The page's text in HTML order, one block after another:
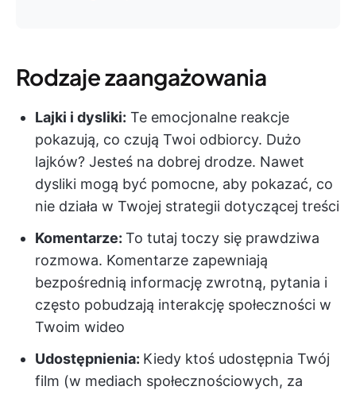
Rodzaje zaangażowania
Lajki i dysliki: Te emocjonalne reakcje
pokazują, co czują Twoi odbiorcy. Dużo
lajków? Jesteś na dobrej drodze. Nawet
dysliki mogą być pomocne, aby pokazać, co
nie działa w Twojej strategii dotyczącej treści
Komentarze: To tutaj toczy się prawdziwa
rozmowa. Komentarze zapewniają
bezpośrednią informację zwrotną, pytania i
często pobudzają interakcję społeczności w
Twoim wideo
Udostępnienia: Kiedy ktoś udostępnia Twój
film (w mediach społecznościowych, za